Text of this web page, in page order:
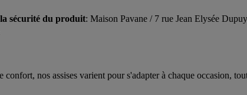
sécurité du produit: Maison Pavane / 7 rue Jean Elysée
nos assises varient pour s'adapter à chaque occasion,